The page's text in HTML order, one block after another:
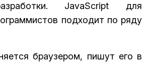
JavaScript для
подходит по ряду
браузером, пишут его в